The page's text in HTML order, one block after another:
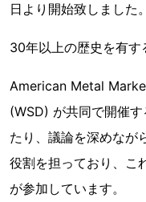
日より開始致しました。
30年以上の歴史を有
American Metal
(WSD) が共同で開催
たり、議論を深めなが
役割を担っており、こ
が参加しています。